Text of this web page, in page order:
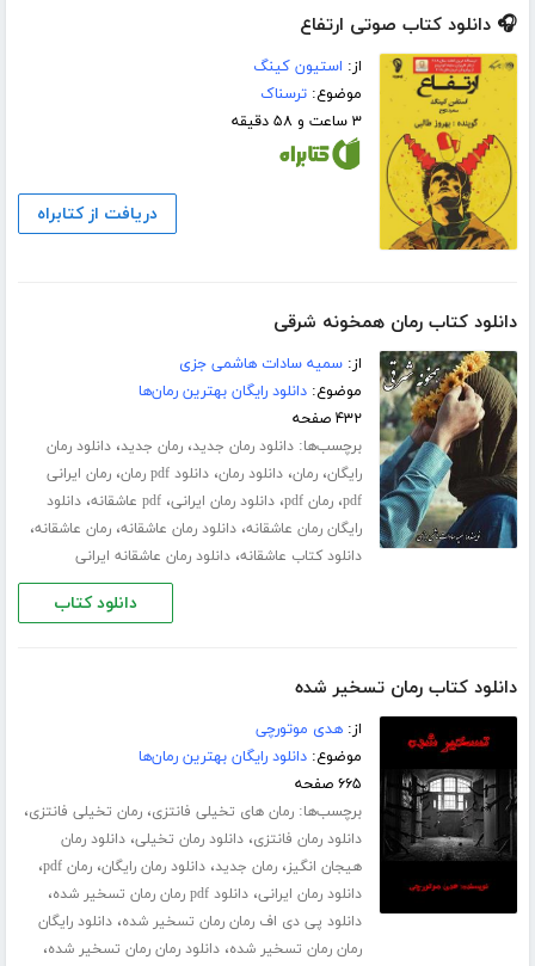
🎧 دانلود کتاب صوتی ارتفاع
از: استیون کینگ
موضوع:ترسناک
۳ ساعت و ۵۸ دقیقه
دریافت از کتابراه
دانلود کتاب رمان همخونه شرقی
از:سمیه سادات هاشمی جزی
موضوع:دانلود رایگان بهترین رمان‌ها
۴۳۲ صفحه
برچسب‌ها:دانلود رمان جدید،رمان جدید،دانلود رمان
رایگان،رمان،دانلود رمان،دانلود pdf رمان ،رمان ایرانی
pdf،رمان pdf ،دانلود رمان ایرانی،pdf عاشقانه ،دانلود
رایگان رمان عاشقانه،دانلود رمان عاشقانه،رمان عاشقانه،
دانلود کتاب عاشقانه،دانلود رمان عاشقانه ایرانی
دانلود کتاب
دانلود کتاب رمان تسخیر شده
از:هدی موتورچی
موضوع:دانلود رایگان بهترین رمان‌ها
۶۶۵ صفحه
برچسب‌ها:رمان های تخیلی فانتزی،رمان تخیلی فانتزی،
دانلود رمان فانتزی،دانلود رمان تخیلی،دانلود رمان
هیجان انگیز،رمان جدید،دانلود رمان رایگان،رمان pdf ،
دانلود رمان ایرانی،دانلود pdf رمان رمان تسخیر شده ،
دانلود پی دی اف رمان رمان تسخیر شده،دانلود رایگان
رمان رمان تسخیر شده،دانلود رمان رمان تسخیر شده،